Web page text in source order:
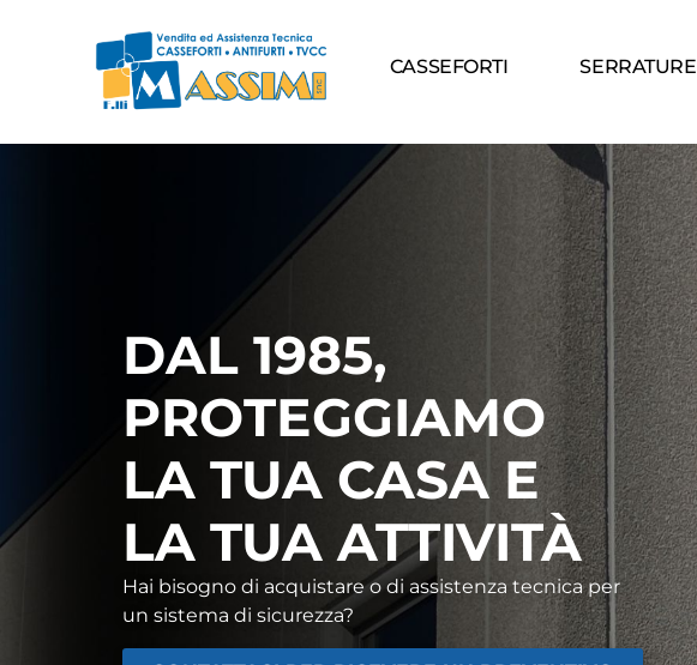
CASSEFORTI SERRATURE
DAL 1985,
PROTEGGIAMO
LA TUA CASA E
LA TUA ATTIVITÀ
Hai bisogno di acquistare o di assistenza tecnica per
un sistema di sicurezza?